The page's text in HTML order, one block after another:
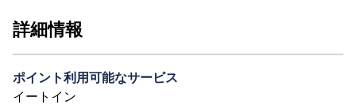
詳細情報
ポイント利用可能なサービス
イートイン